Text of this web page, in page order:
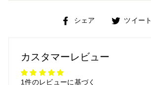
シェア
Facebookツイート
カスタマーレビュー
1件のレビューに基づく